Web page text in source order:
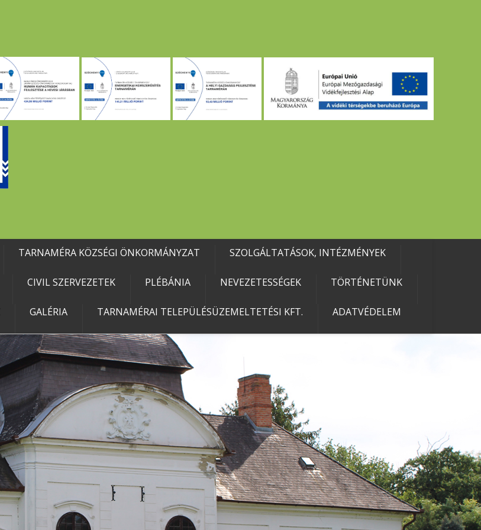
TARNAMÉRA KÖZSÉGI ÖNKORMÁNYZAT SZOLGÁLTATÁSOK, INTÉZMÉNYEK
CIVIL SZERVEZETEK PLÉBÁNIA NEVEZETESSÉGEK TÖRTÉNETÜNK
GALÉRIA TARNAMÉRAI TELEPÜLÉSÜZEMELTETÉSI KFT. ADATVÉDELEM